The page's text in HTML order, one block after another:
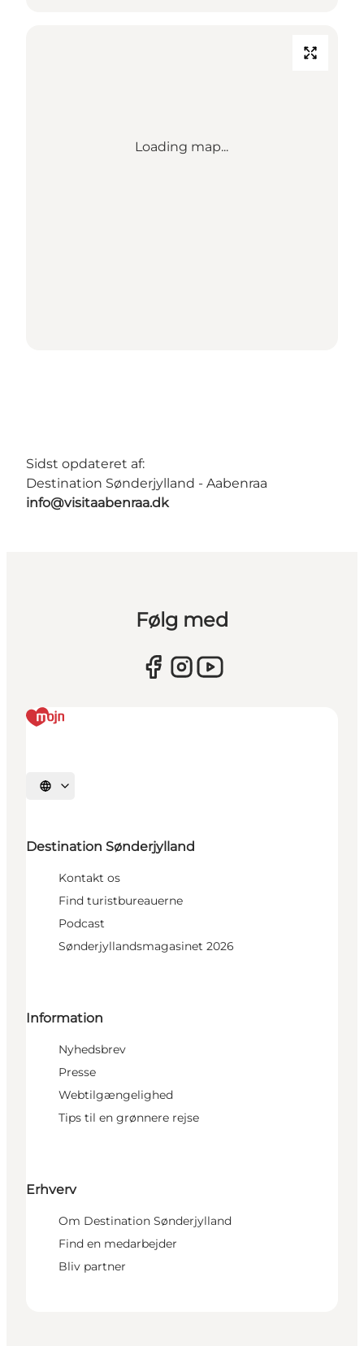
Loading map...
Sidst opdateret af:
Destination Sønderjylland - Aabenraa
info@visitaabenraa.dk
Følg med
Vælg sprog
Destination Sønderjylland
Kontakt os
Find turistbureauerne
Podcast
Sønderjyllandsmagasinet 2026
Information
Nyhedsbrev
Presse
Webtilgængelighed
Tips til en grønnere rejse
Erhverv
Om Destination Sønderjylland
Find en medarbejder
Bliv partner